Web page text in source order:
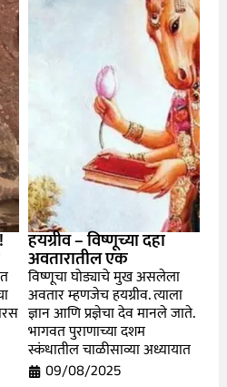
हयग्रीव – विष्णूच्या दहा
अवतारातील एक
विष्णूचा घोड्याचे मुख असलेला
अवतार म्हणजेच हयग्रीव. त्याला
ज्ञान आणि प्रज्ञेचा देव मानले जाते.
भागवत पुराणाच्या दशम
स्कंधातील चाळीसाव्या अध्यायात
09/08/2025